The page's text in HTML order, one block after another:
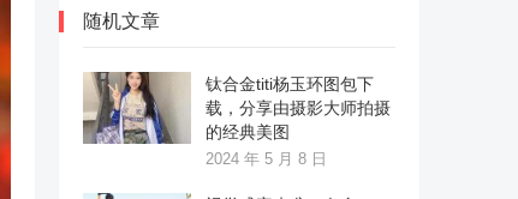
随机文章
钛合金titi杨玉环图包下
载，分享由摄影大师拍摄
的经典美图
2024 年 5 月 8 日